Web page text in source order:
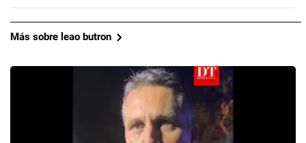
Más sobre leao butron